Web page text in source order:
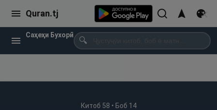
Quran.tj
Саҳеҳи Бухорӣ
🔍
Китоб 58 • Боб 14